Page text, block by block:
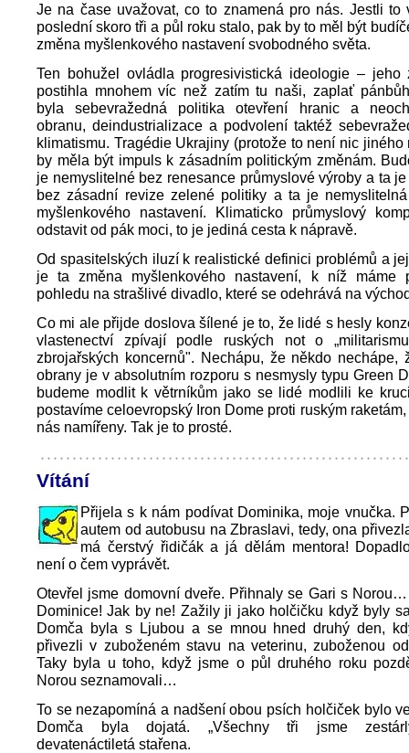
Je na čase uvažovat, co to znamená pro nás. Jestli to
poslední skoro tři a půl roku stalo, pak by to měl být
změna myšlenkového nastavení svobodného světa.
Ten bohužel ovládla progresivistická ideologie – jeho
postihla mnohem víc než zatím tu naši, zaplať
byla sebevražedná politika otevření hranic a
obranu, deindustrializace a podvolení taktéž
klimatismu. Tragédie Ukrajiny (protože to není nic jiného
by měla být impuls k zásadním politickým změnám.
je nemyslitelné bez renesance průmyslové výroby a ta
bez zásadní revize zelené politiky a ta je
myšlenkového nastavení. Klimaticko průmyslový
odstavit od pák moci, to je jediná cesta k nápravě.
Od spasitelských iluzí k realistické definici problémů a
je ta změna myšlenkového nastavení, k níž máme
pohledu na strašlivé divadlo, které se odehrává na
Co mi ale přijde doslova šílené je to, že lidé s hesly
vlastenectví zpívají podle ruských not o
zbrojařských koncernů". Nechápu, že někdo nechápe,
obrany je v absolutním rozporu s nesmysly typu Green
budeme modlit k větrníkům jako se lidé modlili ke
postavíme celoevropský Iron Dome proti ruským
nás namířeny. Tak je to prosté.
Vítání
Přijela s k nám podívat Dominika, moje vnučka.
autem od autobusu na Zbraslavi, tedy, ona
má čerstvý řidičák a já dělám mentora!
není o čem vyprávět.
Otevřel jsme domovní dveře. Přihnaly se Gari s
Dominice! Jak by ne! Zažily ji jako holčičku když byly
Domča byla s Ljubou a se mnou hned druhý den,
přivezli v zuboženém stavu na veterinu, zuboženou
Taky byla u toho, když jsme o půl druhého roku
Norou seznamovali…
To se nezapomíná a nadšení obou psích holčiček bylo
Domča byla dojatá. „Všechny tři jsme
devatenáctiletá stařena.